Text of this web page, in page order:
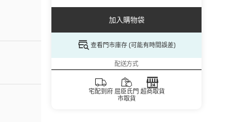
加入購物袋
查看門市庫存 (可能有時間誤差)
配送方式
宅配到府 屈臣氏門
市取貨
超商取貨